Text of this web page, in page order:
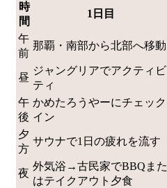
時
間
1日目
午
前
那覇・南部から北部へ移動
昼
ジャングリアでアクティビ
ティ
午
後
かめたろうやーにチェック
イン
夕
方
サウナで1日の疲れを流す
夜
外気浴→古民家でBBQまた
はテイクアウト夕食